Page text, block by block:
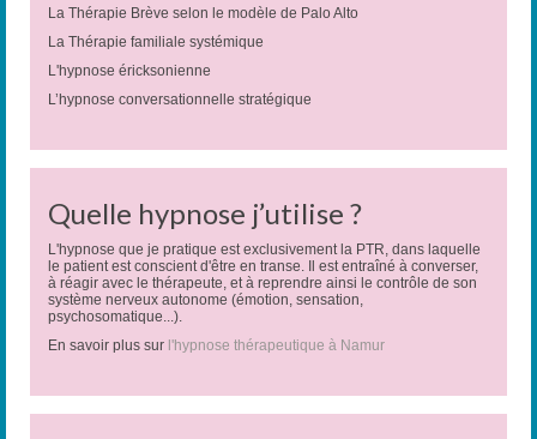
La Thérapie Brève selon le modèle de Palo Alto
La Thérapie familiale systémique
L'hypnose éricksonienne
L’hypnose conversationnelle stratégique
Quelle hypnose j’utilise ?
L'hypnose que je pratique est exclusivement la PTR, dans laquelle
le patient est conscient d'être en transe. Il est entraîné à converser,
à réagir avec le thérapeute, et à reprendre ainsi le contrôle de son
système nerveux autonome (émotion, sensation,
psychosomatique...).
En savoir plus sur l'hypnose thérapeutique à Namur